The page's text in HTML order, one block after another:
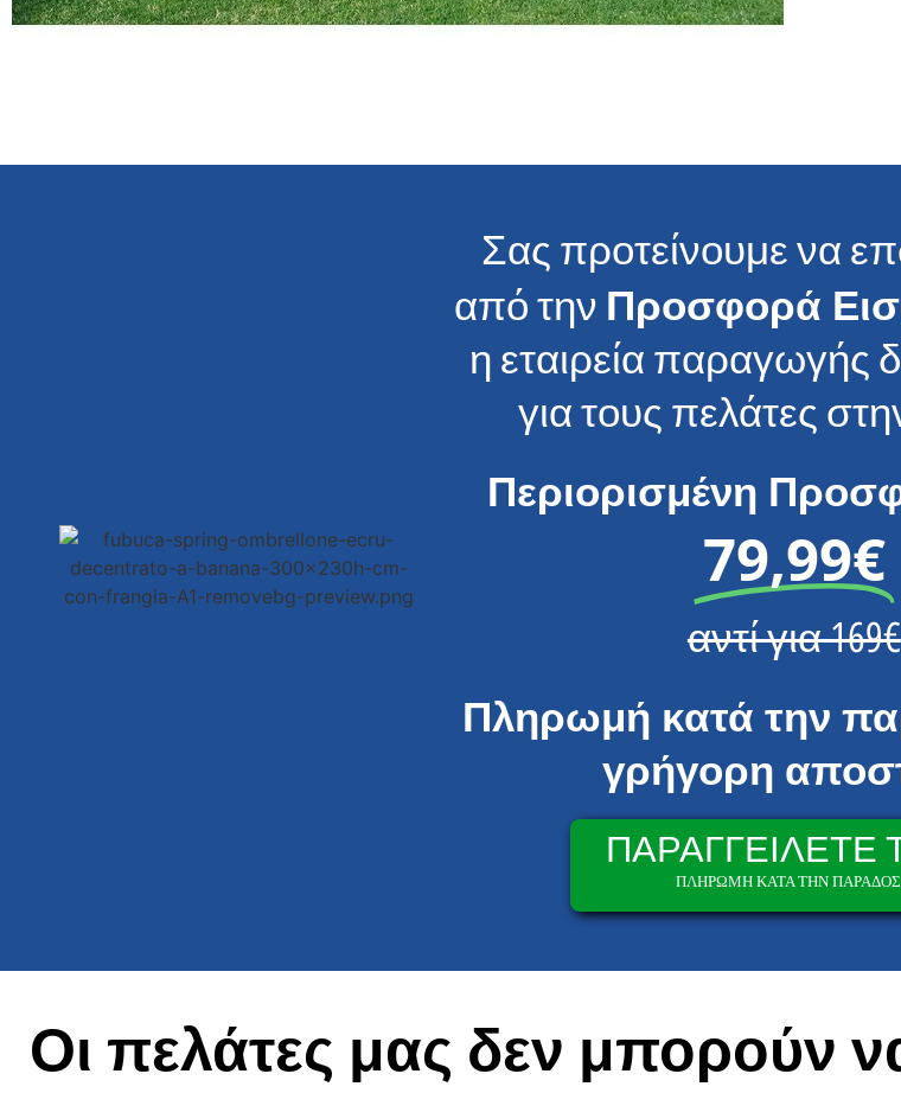
Σας προτείνουμε να
από την Προσφορά
η εταιρεία παραγωγής
για τους πελάτες
Περιορισμένη
79,99€
αντί για 169€
Πληρωμή κατά την
γρήγορη
ΠΑΡΑΓΓΕΙΛΕΤΕ
ΠΛΗΡΩΜΗ ΚΑΤΑ ΤΗΝ
Οι πελάτες μας δεν μπορούν